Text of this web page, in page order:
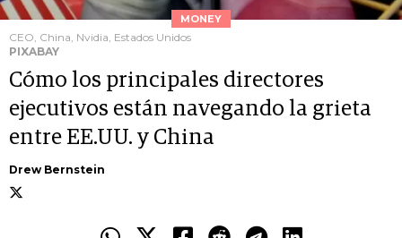
MONEY
CEO, China, Nvidia, Estados Unidos
PIXABAY
Cómo los principales directores
ejecutivos están navegando la grieta
entre EE.UU. y China
Drew Bernstein